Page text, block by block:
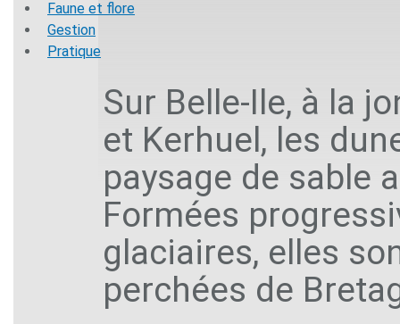
Faune et flore
Gestion
Pratique
Sur Belle-Ile, à la
et Kerhuel, les
paysage de sable
Formées
glaciaires, elles
perchées de